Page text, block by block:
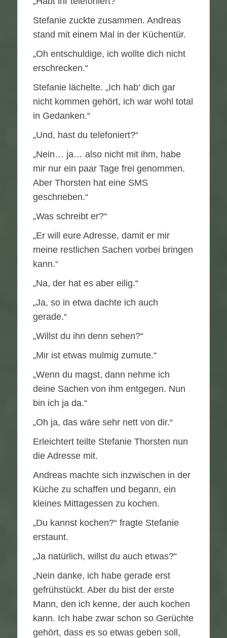
Stefanie zuckte zusammen. Andreas
stand mit einem Mal in der Küchentür.
„Oh entschuldige, ich wollte dich nicht
erschrecken.“
Stefanie lächelte. „Ich hab‘ dich gar
nicht kommen gehört, ich war wohl total
in Gedanken.“
„Und, hast du telefoniert?“
„Nein… ja… also nicht mit ihm, habe
mir nur ein paar Tage frei genommen.
Aber Thorsten hat eine SMS
geschrieben.“
„Was schreibt er?“
„Er will eure Adresse, damit er mir
meine restlichen Sachen vorbei bringen
kann.“
„Na, der hat es aber eilig.“
„Ja, so in etwa dachte ich auch
gerade.“
„Willst du ihn denn sehen?“
„Mir ist etwas mulmig zumute.“
„Wenn du magst, dann nehme ich
deine Sachen von ihm entgegen. Nun
bin ich ja da.“
„Oh ja, das wäre sehr nett von dir.“
Erleichtert teilte Stefanie Thorsten nun
die Adresse mit.
Andreas machte sich inzwischen in der
Küche zu schaffen und begann, ein
kleines Mittagessen zu kochen.
„Du kannst kochen?“ fragte Stefanie
erstaunt.
„Ja natürlich, willst du auch etwas?“
„Nein danke, ich habe gerade erst
gefrühstückt. Aber du bist der erste
Mann, den ich kenne, der auch kochen
kann. Ich habe zwar schon so Gerüchte
gehört, dass es so etwas geben soll,